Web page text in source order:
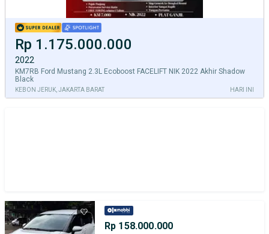
Rp 1.175.000.000
2022
KM7RB Ford Mustang 2.3L Ecoboost FACELIFT NIK 2022 Akhir Shadow
Black
KEBON JERUK, JAKARTA BARAT HARI INI
Rp 158.000.000